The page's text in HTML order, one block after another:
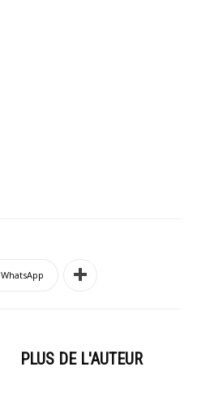
WhatsApp
PLUS DE L'AUTEUR